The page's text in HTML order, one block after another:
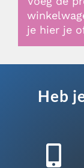
je hier je
Heb
